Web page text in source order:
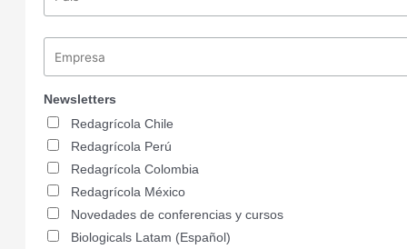
Newsletters
Redagrícola Chile
Redagrícola Perú
Redagrícola Colombia
Redagrícola México
Novedades de conferencias y cursos
Biologicals Latam (Español)